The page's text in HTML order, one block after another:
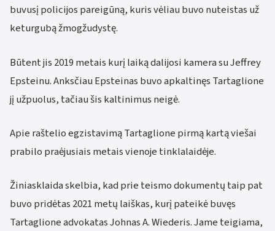
buvusį policijos pareigūną, kuris vėliau buvo nuteistas už
keturgubą žmogžudystę.
Būtent jis 2019 metais kurį laiką dalijosi kamera su Jeffrey
Epsteinu. Anksčiau Epsteinas buvo apkaltinęs Tartaglione
jį užpuolus, tačiau šis kaltinimus neigė.
Apie raštelio egzistavimą Tartaglione pirmą kartą viešai
prabilo praėjusiais metais vienoje tinklalaidėje.
Žiniasklaida skelbia, kad prie teismo dokumentų taip pat
buvo pridėtas 2021 metų laiškas, kurį pateikė buvęs
Tartaglione advokatas Johnas A. Wiederis. Jame teigiama,